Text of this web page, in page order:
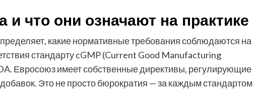
и что они означают на практике
какие нормативные требования соблюдаются на
стандарту cGMP (Current Good Manufacturing
Евросоюз имеет собственные директивы, регулирующие
Это не просто бюрократия — за каждым стандартом